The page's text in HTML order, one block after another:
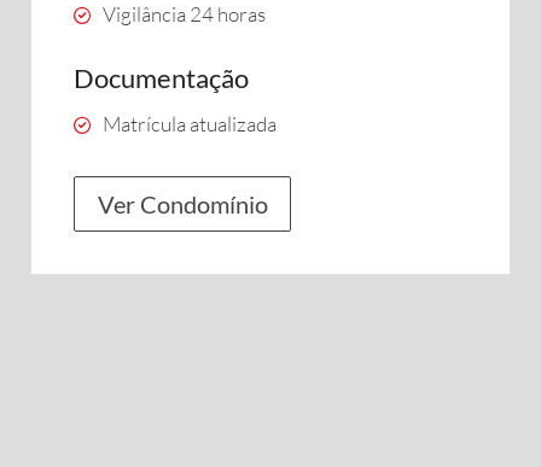
Vigilância 24 horas
Documentação
Matrícula atualizada
Ver Condomínio